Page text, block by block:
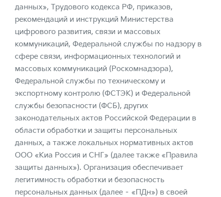
данных», Трудового кодекса РФ, приказов,
рекомендаций и инструкций Министерства
цифрового развития, связи и массовых
коммуникаций, Федеральной службы по надзору в
сфере связи, информационных технологий и
массовых коммуникаций (Роскомнадзора),
Федеральной службы по техническому и
экспортному контролю (ФСТЭК) и Федеральной
службы безопасности (ФСБ), других
законодательных актов Российской Федерации в
области обработки и защиты персональных
данных, а также локальных нормативных актов
ООО «Киа Россия и СНГ» (далее также «Правила
защиты данных»). Организация обеспечивает
легитимность обработки и безопасность
персональных данных (далее – «ПДн») в своей